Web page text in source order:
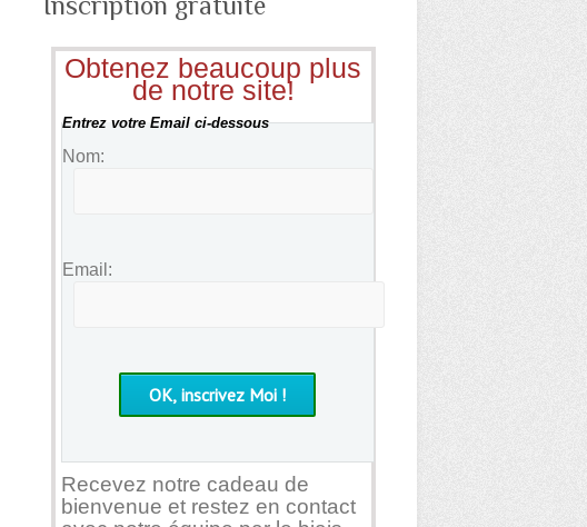
Obtenez beaucoup plus
de notre site!
Entrez votre Email ci-dessous
Nom:
Email:
Recevez notre cadeau de
bienvenue et restez en contact